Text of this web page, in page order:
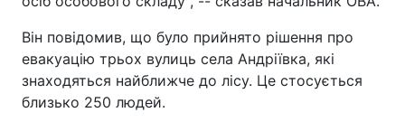
Він повідомив, що було прийнято рішення про
евакуацію трьох вулиць села Андріївка, які
знаходяться найближче до лісу. Це стосується
близько 250 людей.